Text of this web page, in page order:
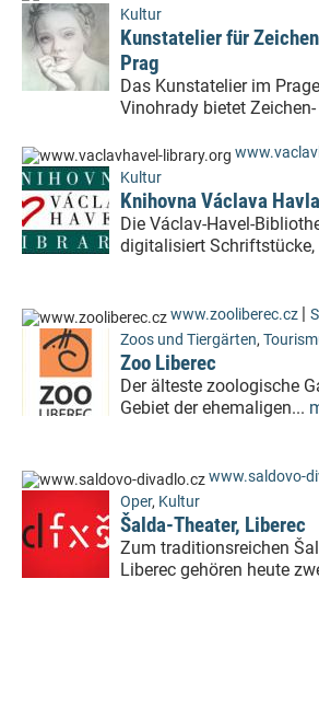
Kultur
Kunstatelier für
Prag
Das Kunstatelier im
Vinohrady bietet Zeichen-
Kultur
Knihovna Václava
Die Václav-Havel-
digitalisiert Schriftstücke,
www.zooliberec.cz |
Zoos und Tiergärten,
Zoo Liberec
Der älteste zoologische
Gebiet der ehemaligen...
www.saldovo-
Oper, Kultur
Šalda-Theater, Liberec
Zum traditionsreichen
Liberec gehören heute